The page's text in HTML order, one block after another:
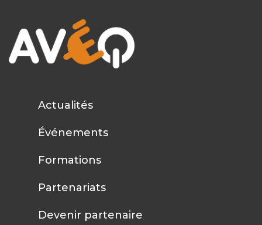
Actualités
Événements
Formations
Partenariats
Devenir partenaire